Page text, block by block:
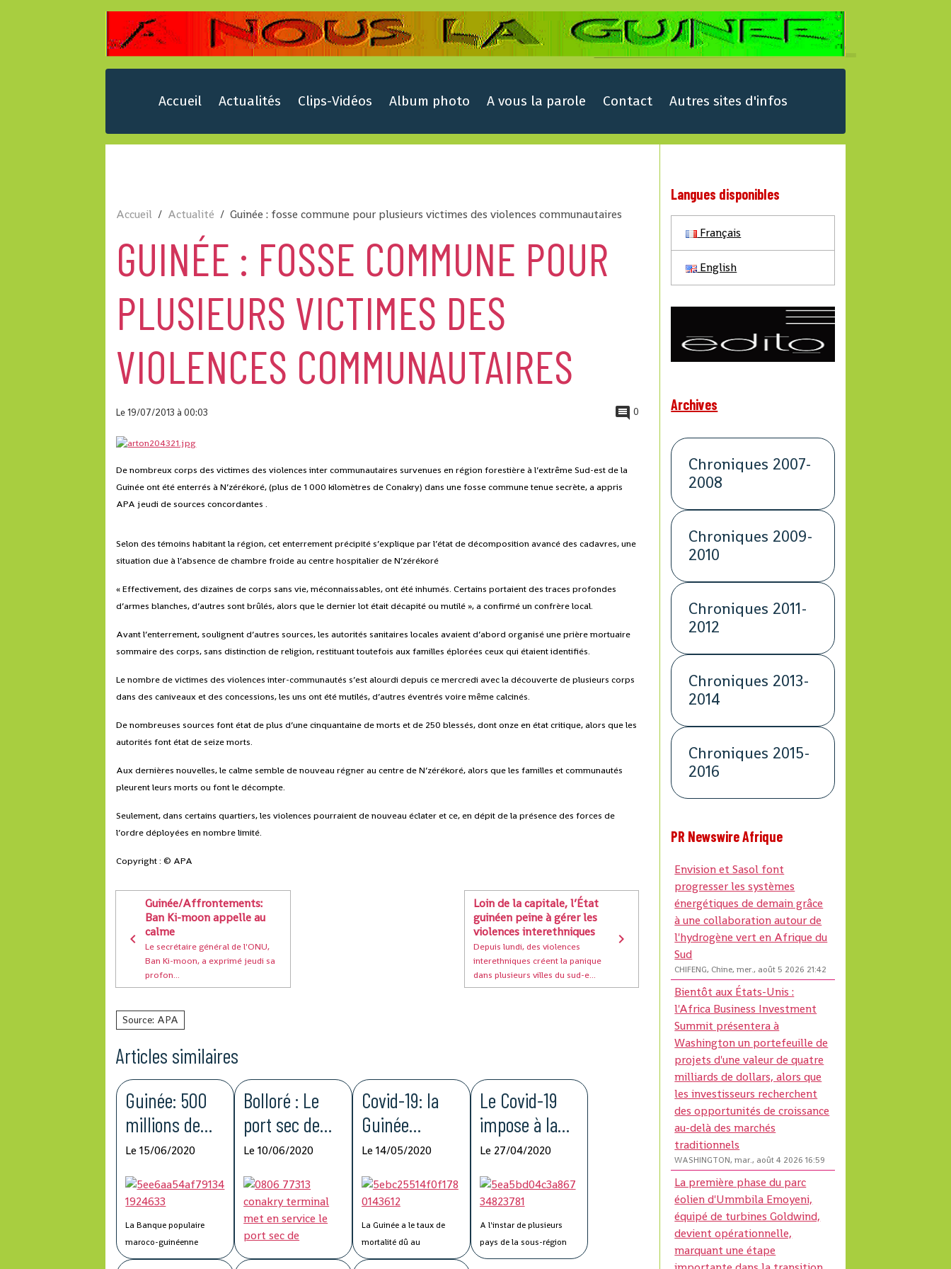
Accueil Actualités Clips-Vidéos Album photo A vous la parole Contact Autres sites d'infos
Accueil Actualité Guinée : fosse commune pour plusieurs victimes des violences communautaires
GUINÉE : FOSSE COMMUNE POUR
PLUSIEURS VICTIMES DES
VIOLENCES COMMUNAUTAIRES
Le 19/07/2013à 00:03 0
De nombreux corps des victimes des violences inter communautaires survenues en région forestière à l’extrême Sud-est de la
Guinée ont été enterrés à N’zérékoré, (plus de 1 000 kilomètres de Conakry) dans une fosse commune tenue secrète, a appris
APA jeudi de sources concordantes .
Selon des témoins habitant la région, cet enterrement précipité s’explique par l’état de décomposition avancé des cadavres, une
situation due à l’absence de chambre froide au centre hospitalier de N’zérékoré
« Effectivement, des dizaines de corps sans vie, méconnaissables, ont été inhumés. Certains portaient des traces profondes
d’armes blanches, d’autres sont brûlés, alors que le dernier lot était décapité ou mutilé », a confirmé un confrère local.
Avant l’enterrement, soulignent d’autres sources, les autorités sanitaires locales avaient d’abord organisé une prière mortuaire
sommaire des corps, sans distinction de religion, restituant toutefois aux familles éplorées ceux qui étaient identifiés.
Le nombre de victimes des violences inter-communautés s’est alourdi depuis ce mercredi avec la découverte de plusieurs corps
dans des caniveaux et des concessions, les uns ont été mutilés, d’autres éventrés voire même calcinés.
De nombreuses sources font état de plus d’une cinquantaine de morts et de 250 blessés, dont onze en état critique, alors que les
autorités font état de seize morts.
Aux dernières nouvelles, le calme semble de nouveau régner au centre de N’zérékoré, alors que les familles et communautés
pleurent leurs morts ou font le décompte.
Seulement, dans certains quartiers, les violences pourraient de nouveau éclater et ce, en dépit de la présence des forces de
l’ordre déployées en nombre limité.
Copyright : © APA
Guinée/Affrontements:
Ban Ki-moon appelle au
calme
Le secrétaire général de l'ONU,
Ban Ki-moon, a exprimé jeudi sa
profon...
Loin de la capitale, l’État
guinéen peine à gérer les
violences interethniques
Depuis lundi, des violences
interethniques créent la panique
dans plusieurs villes du sud-e...
Source: APA
Articles similaires
Guinée: 500
millions de
francs
guinéens du
Groupe BCP
pour lutter
contre la
Le 15/06/2020
La Banque populaire
maroco-guinéenne
(BPMG), une filiale de
Bolloré : Le
port sec de
Kagbelen pour
améliorer la
compétitivité
de la chaîne
logistique
Le 10/06/2020
Covid-19: la
Guinée
enregistre le
taux de
mortalité le
plus bas de la
MRU
Le 14/05/2020
La Guinée a le taux de
mortalité dû au
coronavirus le plus faible
Le Covid-19
impose à la
Guinée de
nouvelles
méthodologie
s de travail
Le 27/04/2020
A l'instar de plusieurs
pays de la sous-région
ouest-africaine, la
Langues disponibles
Français
English
Archives
Chroniques 2007-
2008
Chroniques 2009-
2010
Chroniques 2011-
2012
Chroniques 2013-
2014
Chroniques 2015-
2016
PR Newswire Afrique
Envision et Sasol font
progresser les systèmes
énergétiques de demain grâce
à une collaboration autour de
l'hydrogène vert en Afrique du
Sud
CHIFENG, Chine, mer., août 5 2026 21:42
Bientôt aux États-Unis :
l'Africa Business Investment
Summit présentera à
Washington un portefeuille de
projets d'une valeur de quatre
milliards de dollars, alors que
les investisseurs recherchent
des opportunités de croissance
au-delà des marchés
traditionnels
WASHINGTON, mar., août 4 2026 16:59
La première phase du parc
éolien d'Ummbila Emoyeni,
équipé de turbines Goldwind,
devient opérationnelle,
marquant une étape